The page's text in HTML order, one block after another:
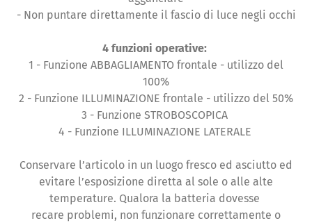
- Non puntare direttamente il fascio di luce negli occhi
4 funzioni operative:
1 - Funzione ABBAGLIAMENTO frontale - utilizzo del
100%
2 - Funzione ILLUMINAZIONE frontale - utilizzo del 50%
3 - Funzione STROBOSCOPICA
4 - Funzione ILLUMINAZIONE LATERALE
Conservare l’articolo in un luogo fresco ed asciutto ed
evitare l’esposizione diretta al sole o alle alte
temperature. Qualora la batteria dovesse
recare problemi, non funzionare correttamente o